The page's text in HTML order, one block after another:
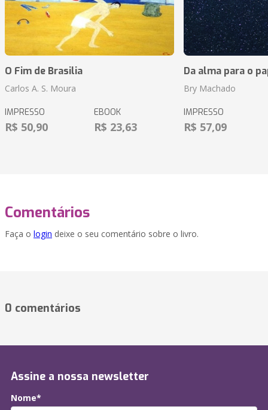
O Fim de Brasilia
Carlos A. S. Moura
IMPRESSO
R$ 50,90
EBOOK
R$ 23,63
Da alma para o
Bry Machado
IMPRESSO
R$ 57,09
Comentários
Faça o login deixe o seu comentário sobre o livro.
0 comentários
Assine a nossa newsletter
Nome*